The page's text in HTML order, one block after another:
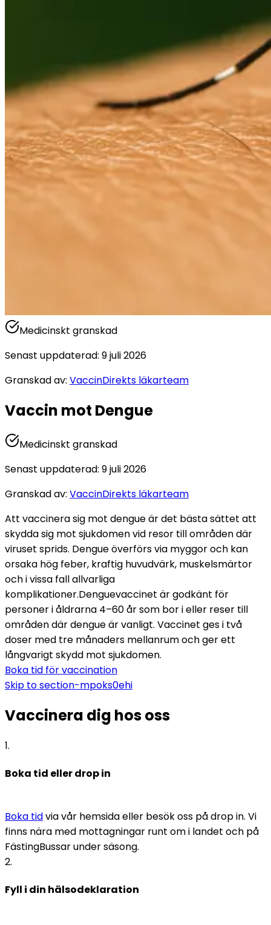
Medicinskt granskad
Senast uppdaterad: 9 juli 2026
Granskad av: VaccinDirekts läkarteam
Vaccin mot Dengue
Medicinskt granskad
Senast uppdaterad: 9 juli 2026
Granskad av: VaccinDirekts läkarteam
Att vaccinera sig mot dengue är det bästa sättet att
skydda sig mot sjukdomen vid resor till områden där
viruset sprids. Dengue överförs via myggor och kan
orsaka hög feber, kraftig huvudvärk, muskelsmärtor
och i vissa fall allvarliga
komplikationer.Denguevaccinet är godkänt för
personer i åldrarna 4–60 år som bor i eller reser till
områden där dengue är vanligt. Vaccinet ges i två
doser med tre månaders mellanrum och ger ett
långvarigt skydd mot sjukdomen.
Boka tid för vaccination
Skip tosection-mpoks0ehi
Vaccinera dig hos oss
1.
Boka tid eller drop in
Boka tid via vår hemsida eller besök oss på drop in. Vi
finns nära med mottagningar runt om i landet och på
FästingBussar under säsong.
2.
Fyll i din hälsodeklaration